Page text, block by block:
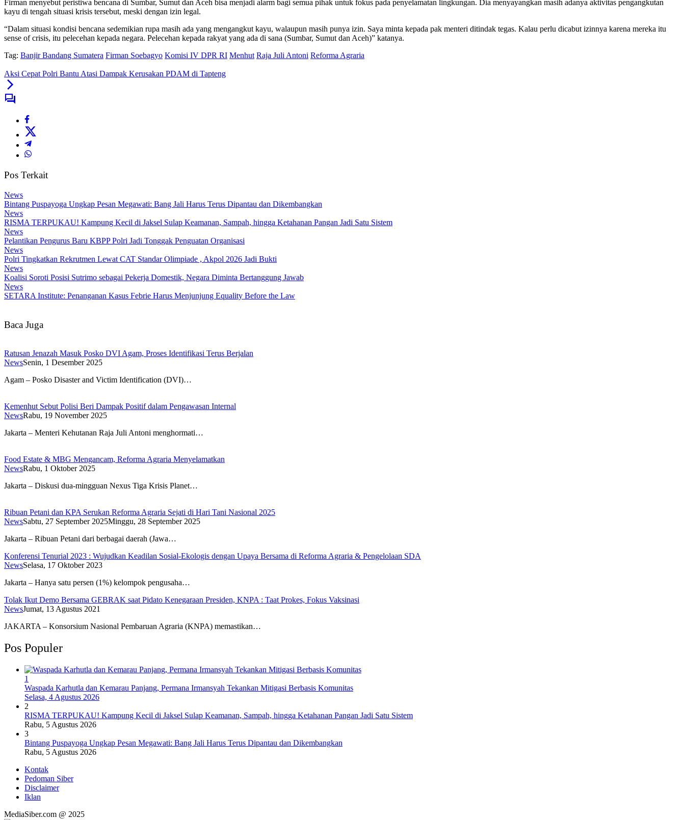
Firman menyebut peristiwa bencana di Sumbar, Sumut dan Aceh bisa menjadi alarm bagi semua pihak untuk fokus pada penyelamatan lingkungan. Dia menyayangkan masih adanya aktivitas pengangkutan
kayu di tengah situasi krisis tersebut, meski dengan izin legal.
“Dalam situasi kondisi bencana sedemikian rupa masih ada yang mengangkut kayu, walaupun masih punya izin. Saya minta kepada pak menteri ditindak tegas. Kalau perlu dicabut izinnya karena mereka itu
sense of crisis, itu pelecehan kepada negara. Pelecehan kepada rakyat yang ada di sana (Sumbar, Sumut dan Aceh)” katanya.
Tag: Banjir Bandang Sumatera Firman Soebagyo Komisi IV DPR RI Menhut Raja Juli Antoni Reforma Agraria
Aksi Cepat Polri Bantu Atasi Dampak Kerusakan PDAM di Tapteng
Pos Terkait
News
Bintang Puspayoga Ungkap Pesan Megawati: Bang Jali Harus Terus Dipantau dan Dikembangkan
News
RISMA TERPUKAU! Kampung Kecil di Jaksel Sulap Keamanan, Sampah, hingga Ketahanan Pangan Jadi Satu Sistem
News
Pelantikan Pengurus Baru KBPP Polri Jadi Tonggak Penguatan Organisasi
News
Polri Tingkatkan Rekrutmen Lewat CAT Standar Olimpiade , Akpol 2026 Jadi Bukti
News
Koalisi Soroti Posisi Sutrimo sebagai Pekerja Domestik, Negara Diminta Bertanggung Jawab
News
SETARA Institute: Penanganan Kasus Febrie Harus Menjunjung Equality Before the Law
Baca Juga
Ratusan Jenazah Masuk Posko DVI Agam, Proses Identifikasi Terus Berjalan
NewsSenin, 1 Desember 2025
Agam – Posko Disaster and Victim Identification (DVI)…
Kemenhut Sebut Polisi Beri Dampak Positif dalam Pengawasan Internal
NewsRabu, 19 November 2025
Jakarta – Menteri Kehutanan Raja Juli Antoni menghormati…
Food Estate & MBG Mengancam, Reforma Agraria Menyelamatkan
NewsRabu, 1 Oktober 2025
Jakarta – Diskusi dua-mingguan Nexus Tiga Krisis Planet…
Ribuan Petani dan KPA Serukan Reforma Agraria Sejati di Hari Tani Nasional 2025
NewsSabtu, 27 September 2025Minggu, 28 September 2025
Jakarta – Ribuan Petani dari berbagai daerah (Jawa…
Konferensi Tenurial 2023 : Wujudkan Keadilan Sosial-Ekologis dengan Upaya Bersama di Reforma Agraria & Pengelolaan SDA
NewsSelasa, 17 Oktober 2023
Jakarta – Hanya satu persen (1%) kelompok pengusaha…
Tolak Ikut Demo Bersama GEBRAK saat Pidato Kenegaraan Presiden, KNPA : Taat Prokes, Fokus Vaksinasi
NewsJumat, 13 Agustus 2021
JAKARTA – Konsorsium Nasional Pembaruan Agraria (KNPA) memastikan…
Pos Populer
1
Waspada Karhutla dan Kemarau Panjang, Permana Irmansyah Tekankan Mitigasi Berbasis Komunitas
Selasa, 4 Agustus 2026
2
RISMA TERPUKAU! Kampung Kecil di Jaksel Sulap Keamanan, Sampah, hingga Ketahanan Pangan Jadi Satu Sistem
Rabu, 5 Agustus 2026
3
Bintang Puspayoga Ungkap Pesan Megawati: Bang Jali Harus Terus Dipantau dan Dikembangkan
Rabu, 5 Agustus 2026
Kontak
Pedoman Siber
Disclaimer
Iklan
MediaSiber.com @ 2025